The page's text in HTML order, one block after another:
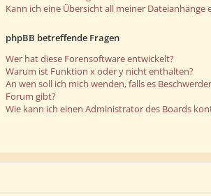
Kann ich eine Übersicht all meiner Dateianhänge
phpBB betreffende Fragen
Wer hat diese Forensoftware entwickelt?
Warum ist Funktion x oder y nicht enthalten?
An wen soll ich mich wenden, falls es
Forum gibt?
Wie kann ich einen Administrator des Boards